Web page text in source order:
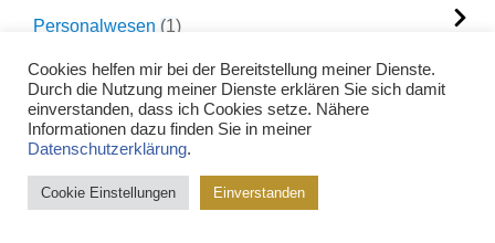
Personalwesen 1
Selbstentwicklung 13
Unternehmertum 7
Cookies helfen mir bei der Bereitstellung meiner Dienste.
Durch die Nutzung meiner Dienste erklären Sie sich damit
einverstanden, dass ich Cookies setze. Nähere
Informationen dazu finden Sie in meiner
Datenschutzerklärung.
Cookie Einstellungen Einverstanden